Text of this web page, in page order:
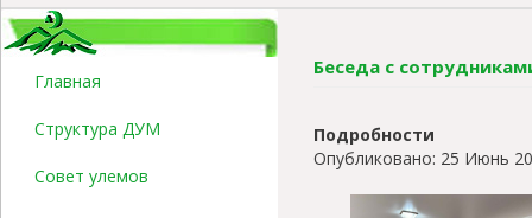
Главная
Структура ДУМ
Совет улемов
Беседа с
Подробности
Опубликовано: 25 Июнь